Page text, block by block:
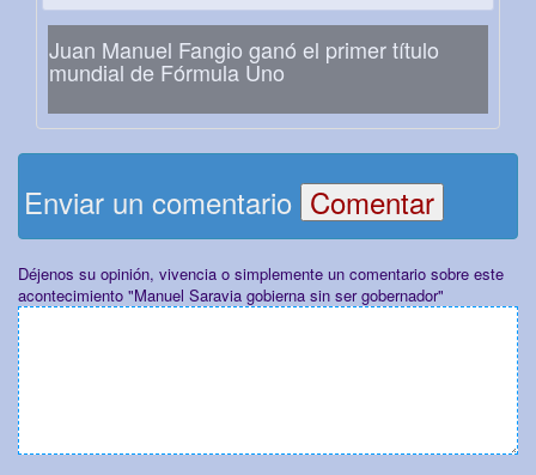
Juan Manuel Fangio ganó el primer título
mundial de Fórmula Uno
Enviar un comentario
Déjenos su opinión, vivencia o simplemente un comentario sobre este
acontecimiento "Manuel Saravia gobierna sin ser gobernador"